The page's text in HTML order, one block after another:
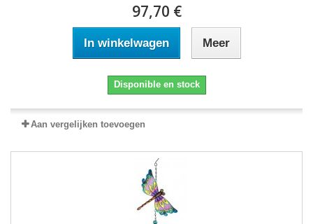
97,70 €
In winkelwagen Meer
Disponible en stock
Aan vergelijken toevoegen